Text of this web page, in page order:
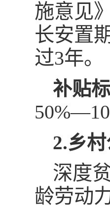
施意见
长安置
过3年。
补贴标
2.乡
深度
龄劳动